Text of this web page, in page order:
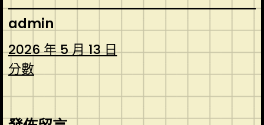
admin
2026 年 5 月 13 日
分數